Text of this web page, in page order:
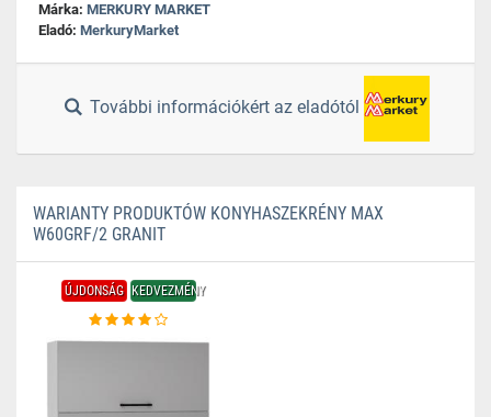
Márka: MERKURY MARKET
Eladó: MerkuryMarket
További információkért az eladótól
WARIANTY PRODUKTÓW KONYHASZEKRÉNY MAX
W60GRF/2 GRANIT
ÚJDONSÁG KEDVEZMÉNY